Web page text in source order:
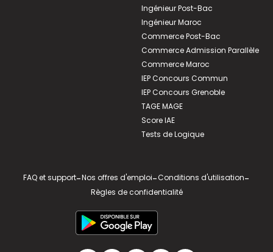
Ingénieur Post-Bac
Ingénieur Maroc
Commerce Post-Bac
Commerce Admission Parallèle
Commerce Maroc
IEP Concours Commun
IEP Concours Grenoble
TAGE MAGE
Score IAE
Tests de Logique
FAQ et support-Nos offres d'emploi-Conditions d'utilisation-
Règles de confidentialité